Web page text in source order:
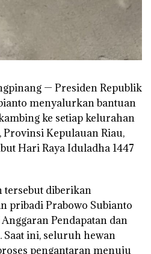
— Presiden Republik
menyalurkan bantuan
ke setiap kelurahan
Kepulauan Riau,
Hari Raya Iduladha 1447
tersebut diberikan
pribadi Prabowo Subianto
Pendapatan dan
Saat ini, seluruh hewan
pengantaran menuju